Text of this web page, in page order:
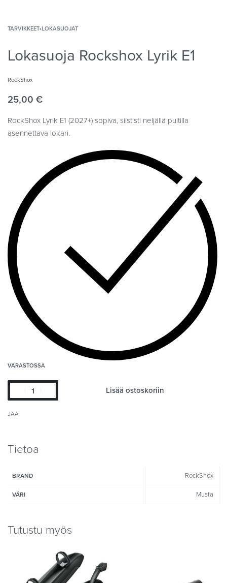
TARVIKKEET›LOKASUOJAT
Lokasuoja Rockshox Lyrik E1
RockShox
25,00 €
RockShox Lyrik E1 (2027+) sopiva, siististi neljällä pultilla
asennettava lokari.
VARASTOSSA
Lisää ostoskoriin
JAA
Tietoa
BRAND RockShox
VÄRI Musta
Tutustu myös